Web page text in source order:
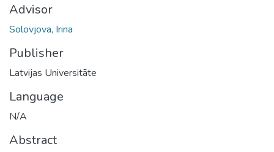
Advisor
Solovjova, Irina
Publisher
Latvijas Universitāte
Language
N/A
Abstract